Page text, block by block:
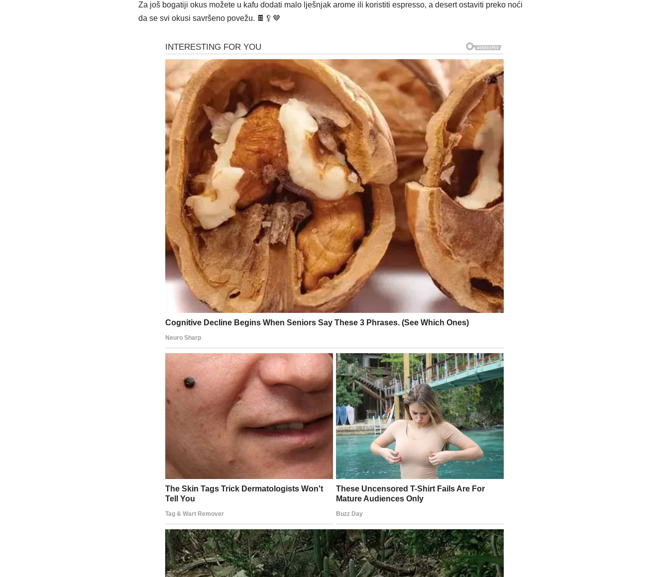
Za još bogatiji okus možete u kafu dodati malo lješnjak arome ili koristiti espresso, a desert ostaviti preko noći
da se svi okusi savršeno povežu. 🍫🥄🤎